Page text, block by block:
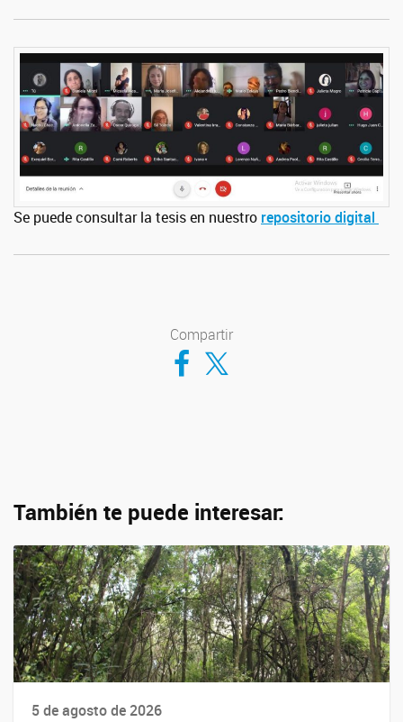
Se puede consultar la tesis en nuestro repositorio digital
Compartir
Compartir en Facebook
Compartir en Twitter
También te puede interesar:
5 de agosto de 2026